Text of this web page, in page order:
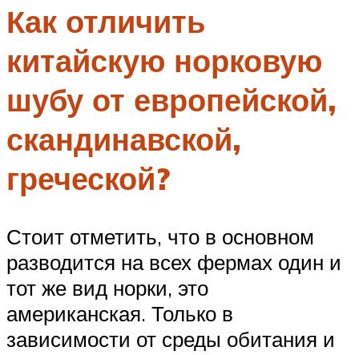
Как отличить
китайскую норковую
шубу от европейской,
скандинавской,
греческой?
Стоит отметить, что в основном
разводится на всех фермах один и
тот же вид норки, это
американская. Только в
зависимости от среды обитания и